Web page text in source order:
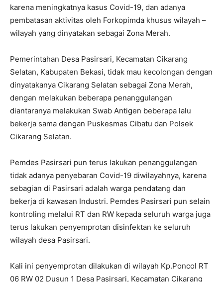
karena meningkatnya kasus Covid-19, dan adanya
pembatasan aktivitas oleh Forkopimda khusus wilayah –
wilayah yang dinyatakan sebagai Zona Merah.
Pemerintahan Desa Pasirsari, Kecamatan Cikarang
Selatan, Kabupaten Bekasi, tidak mau kecolongan dengan
dinyatakanya Cikarang Selatan sebagai Zona Merah,
dengan melakukan beberapa penanggulangan
diantaranya melakukan Swab Antigen beberapa lalu
bekerja sama dengan Puskesmas Cibatu dan Polsek
Cikarang Selatan.
Pemdes Pasirsari pun terus lakukan penanggulangan
tidak adanya penyebaran Covid-19 diwilayahnya, karena
sebagian di Pasirsari adalah warga pendatang dan
bekerja di kawasan Industri. Pemdes Pasirsari pun selain
kontroling melalui RT dan RW kepada seluruh warga juga
terus lakukan penyemprotan disinfektan ke seluruh
wilayah desa Pasirsari.
Kali ini penyemprotan dilakukan di wilayah Kp.Poncol RT
06 RW 02 Dusun 1 Desa Pasirsari, Kecamatan Cikarang